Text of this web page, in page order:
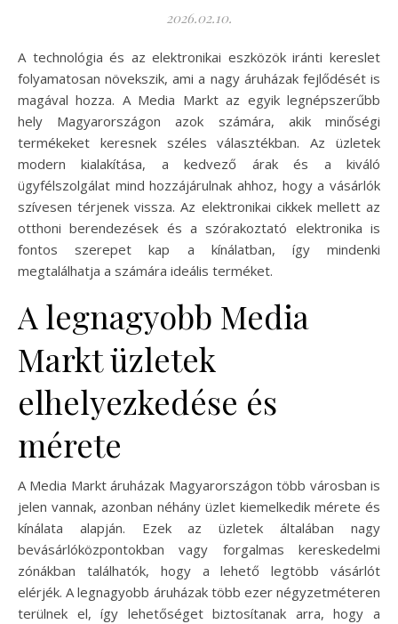
2026.02.10.
A technológia és az elektronikai eszközök iránti kereslet
folyamatosan növekszik, ami a nagy áruházak fejlődését is
magával hozza. A Media Markt az egyik legnépszerűbb
hely Magyarországon azok számára, akik minőségi
termékeket keresnek széles választékban. Az üzletek
modern kialakítása, a kedvező árak és a kiváló
ügyfélszolgálat mind hozzájárulnak ahhoz, hogy a vásárlók
szívesen térjenek vissza. Az elektronikai cikkek mellett az
otthoni berendezések és a szórakoztató elektronika is
fontos szerepet kap a kínálatban, így mindenki
megtalálhatja a számára ideális terméket.
A legnagyobb Media
Markt üzletek
elhelyezkedése és
mérete
A Media Markt áruházak Magyarországon több városban is
jelen vannak, azonban néhány üzlet kiemelkedik mérete és
kínálata alapján. Ezek az üzletek általában nagy
bevásárlóközpontokban vagy forgalmas kereskedelmi
zónákban találhatók, hogy a lehető legtöbb vásárlót
elérjék. A legnagyobb áruházak több ezer négyzetméteren
terülnek el, így lehetőséget biztosítanak arra, hogy a